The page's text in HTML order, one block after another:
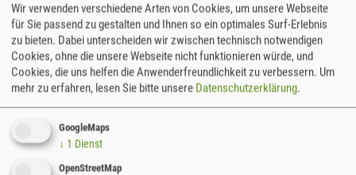
KIRSCHENFEST IN
VORDERZINNWALD /
TŘEŠŇOVÁ POUŤ
Wir verwenden verschiedene Arten von Cookies, um unsere Webseite
für Sie passend zu gestalten und Ihnen so ein optimales Surf-Erlebnis
zu bieten. Dabei unterscheiden wir zwischen technisch notwendigen
Cookies, ohne die unsere Webseite nicht funktionieren würde, und
Cookies, die uns helfen die Anwenderfreundlichkeit zu verbessern. Um
mehr zu erfahren, lesen Sie bitte unsere Datenschutzerklärung.
GoogleMaps
↓ 1 Dienst
OpenStreetMap